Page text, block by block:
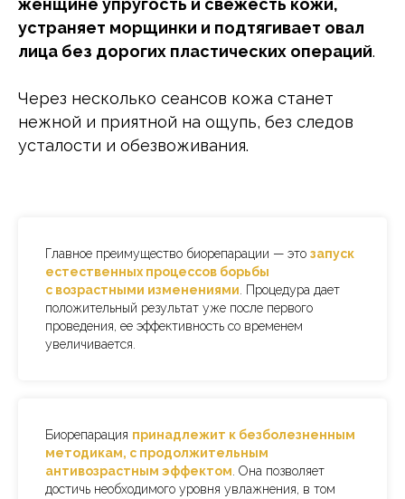
женщине упругость и свежесть кожи,
устраняет морщинки и подтягивает овал
лица без дорогих пластических операций.
Через несколько сеансов кожа станет
нежной и приятной на ощупь, без следов
усталости и обезвоживания.
Главное преимущество биорепарации — это запуск
естественных процессов борьбы
с возрастными изменениями . Процедура дает
положительный результат уже после первого
проведения, ее эффективность со временем
увеличивается.
Биорепарация принадлежит к безболезненным
методикам, с продолжительным
антивозрастным эффектом . Она позволяет
достичь необходимого уровня увлажнения, в том